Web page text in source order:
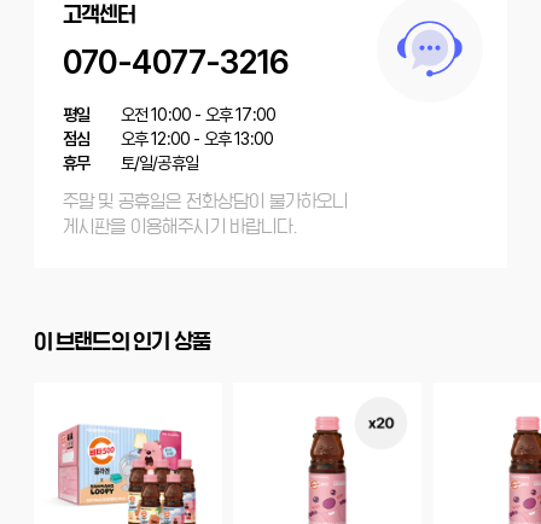
고객센터
070-4077-3216
평일
오전 10:00 - 오후 17:00
점심
오후 12:00 - 오후 13:00
휴무
토/일/공휴일
주말 및 공휴일은 전화상담이 불가하오니
게시판을 이용해주시기 바랍니다.
이 브랜드의 인기 상품